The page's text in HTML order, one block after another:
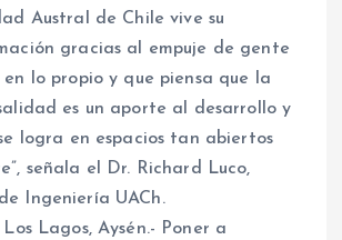
Austral de Chile vive su
gracias al empuje de gente
en lo propio y que piensa que la
es un aporte al desarrollo y
logra en espacios tan abiertos
señala el Dr. Richard Luco,
Ingeniería UACh.
Los Lagos, Aysén.- Poner a